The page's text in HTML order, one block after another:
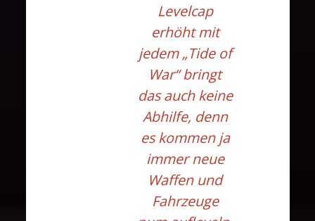
Levelcap
erhöht mit
jedem „Tide of
War“ bringt
das auch keine
Abhilfe, denn
es kommen ja
immer neue
Waffen und
Fahrzeuge